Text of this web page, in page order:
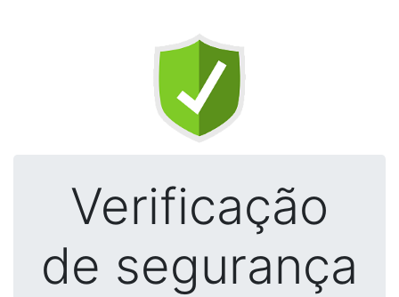
Verificação
de segurança